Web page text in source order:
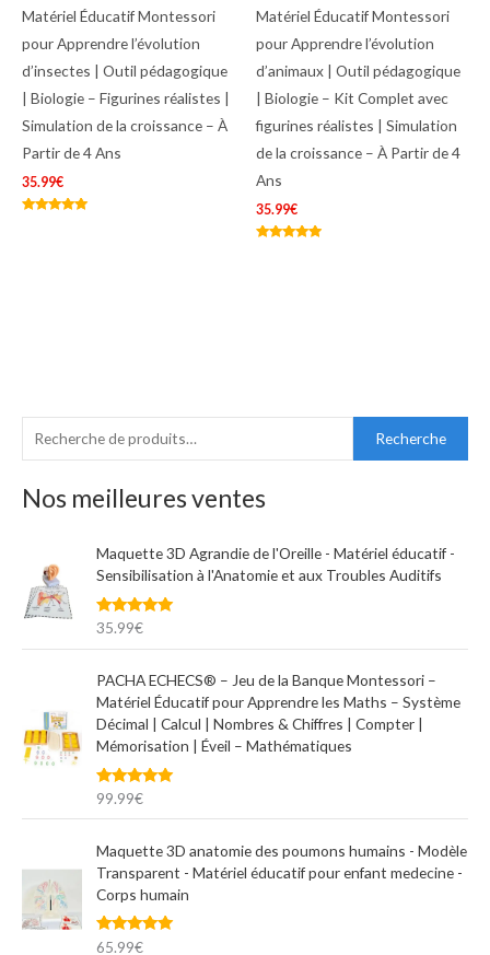
e
c
c
o
u
Recherche
Nos meilleures ventes
Maquette 3D Agrandie de l'Oreille - Matériel éducatif -
Sensibilisation à l'Anatomie et aux Troubles Auditifs
Note5.00
35.99€
PACHA ECHECS® – Jeu de la Banque Montessori –
Matériel Éducatif pour Apprendre les Maths – Système
Décimal | Calcul | Nombres & Chiffres | Compter |
Mémorisation | Éveil – Mathématiques
Note5.00
99.99€
Maquette 3D anatomie des poumons humains - Modèle
Transparent - Matériel éducatif pour enfant medecine -
Corps humain
Note5.00
65.99€
rr
Matériel Éducatif Montessori
pour Apprendre l’évolution
d’insectes | Outil pédagogique
| Biologie – Figurines réalistes |
Simulation de la croissance – À
Partir de 4 Ans
35.99€
Matériel Éducatif Montessori
pour Apprendre l’évolution
d’animaux | Outil pédagogique
| Biologie – Kit Complet avec
figurines réalistes | Simulation
de la croissance – À Partir de 4
Ans
35.99€